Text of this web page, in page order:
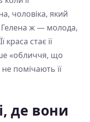
чоловіка, який
Гелена ж — молода,
краса стає її
«обличчя, що
помічають її
де вони